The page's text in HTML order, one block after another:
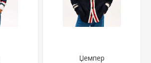
Џемпер